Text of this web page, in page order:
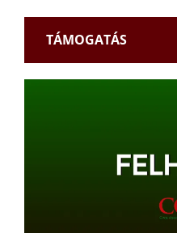
TÁMOGATÁS